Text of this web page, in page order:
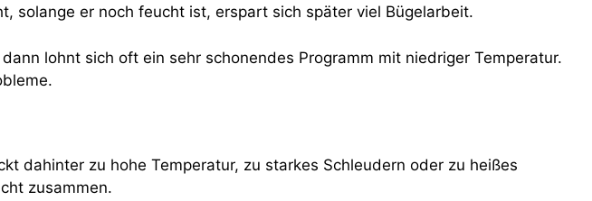
solange er noch feucht ist, erspart sich später viel Bügelarbeit.
lohnt sich oft ein sehr schonendes Programm mit niedriger Temperatur.
dahinter zu hohe Temperatur, zu starkes Schleudern oder zu heißes
zusammen.